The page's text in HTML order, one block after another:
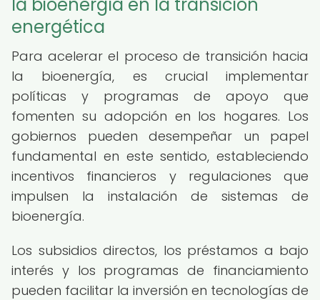
energética
Para acelerar el proceso de transición hacia
la bioenergía, es crucial implementar
políticas y programas de apoyo que
fomenten su adopción en los hogares. Los
gobiernos pueden desempeñar un papel
fundamental en este sentido, estableciendo
incentivos financieros y regulaciones que
impulsen la instalación de sistemas de
bioenergía.
Los subsidios directos, los préstamos a bajo
interés y los programas de financiamiento
pueden facilitar la inversión en tecnologías de